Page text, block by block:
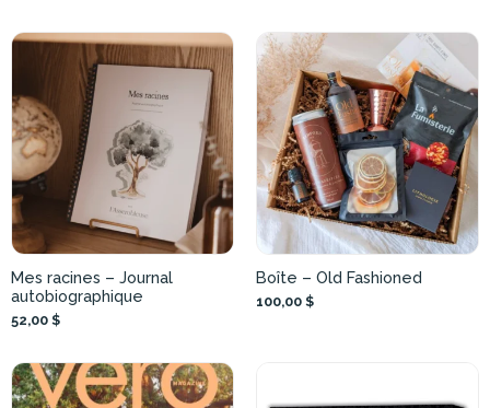
Mes racines – Journal
autobiographique
52,00 $
Boîte – Old Fashioned
100,00 $